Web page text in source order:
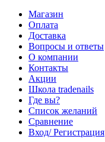
Магазин
Оплата
Доставка
Вопросы и ответы
О компании
Контакты
Акции
Школа tradenails
Где вы?
Список желаний
Сравнение
Вход/ Регистрация